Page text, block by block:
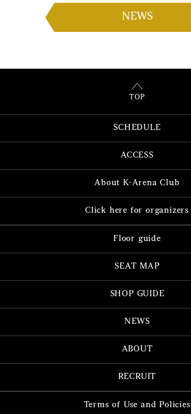
NEWS
TOP
SCHEDULE
ACCESS
About K-Arena Club
Click here for organizers
Floor guide
SEAT MAP
SHOP GUIDE
NEWS
ABOUT
RECRUIT
Terms of Use and Policies